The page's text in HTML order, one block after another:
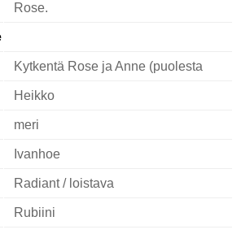
Rose.
Kytkentä Rose ja Anne (puolesta
Heikko
meri
Ivanhoe
Radiant / loistava
Rubiini